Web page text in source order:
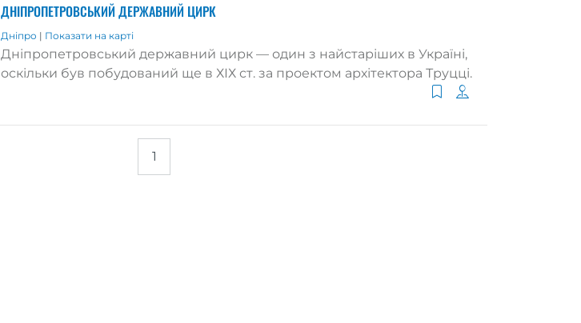
ДНІПРОПЕТРОВСЬКИЙ ДЕРЖАВНИЙ ЦИРК
Дніпро | Показати на карті
Дніпропетровський державний цирк — один з найстаріших в Україні,
оскільки був побудований ще в ХІХ ст. за проектом архітектора Труцці.
1